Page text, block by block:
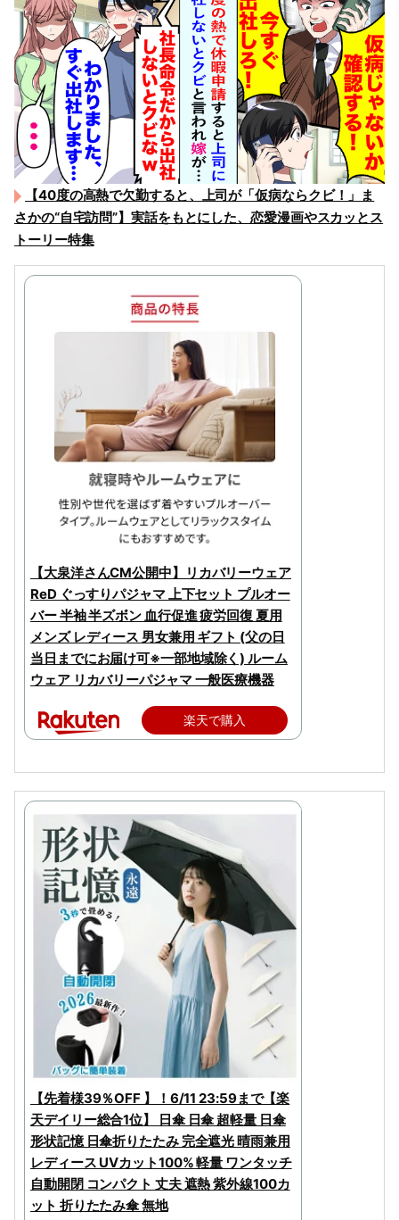
【40度の高熱で欠勤すると、上司が「仮病ならクビ！」ま
さかの“自宅訪問”】実話をもとにした、恋愛漫画やスカッとス
トーリー特集
【大泉洋さんCM公開中】リカバリーウェア
ReD ぐっすりパジャマ 上下セット プルオー
バー 半袖 半ズボン 血行促進 疲労回復 夏用
メンズ レディース 男女兼用 ギフト (父の日
当日までにお届け可※一部地域除く) ルーム
ウェア リカバリーパジャマ 一般医療機器
楽天で購入
【先着様39％OFF 】！6/11 23:59まで【楽
天デイリー総合1位】 日傘 日傘 超軽量 日傘
形状記憶 日傘折りたたみ 完全遮光 晴雨兼用
レディース UVカット100% 軽量 ワンタッチ
自動開閉 コンパクト 丈夫 遮熱 紫外線100カ
ット 折りたたみ傘 無地